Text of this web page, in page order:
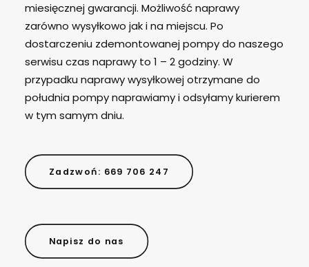
miesięcznej gwarancji. Możliwość naprawy
zarówno wysyłkowo jak i na miejscu. Po
dostarczeniu zdemontowanej pompy do naszego
serwisu czas naprawy to 1 – 2 godziny. W
przypadku naprawy wysyłkowej otrzymane do
południa pompy naprawiamy i odsyłamy kurierem
w tym samym dniu.
Zadzwoń: 669 706 247
Napisz do nas